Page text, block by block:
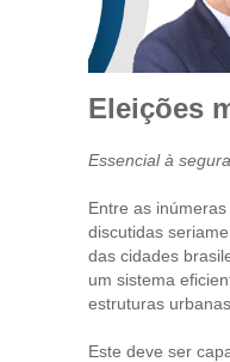
Eleições
Essencial à
Entre as
discutidas
das cidades
um sistema
estruturas urbanas.
Este deve ser